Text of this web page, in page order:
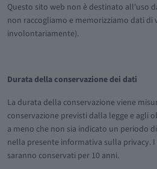
Questo sito web non è destinato all'uso
non raccogliamo e memorizziamo dati
involontariamente).
Durata della conservazione dei dati
La durata della conservazione viene
conservazione previsti dalla legge e agli
a meno che non sia indicato un periodo
nella presente informativa sulla privacy.
saranno conservati per 10 anni.